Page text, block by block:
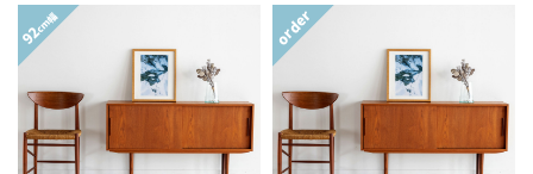
92cm幅 order